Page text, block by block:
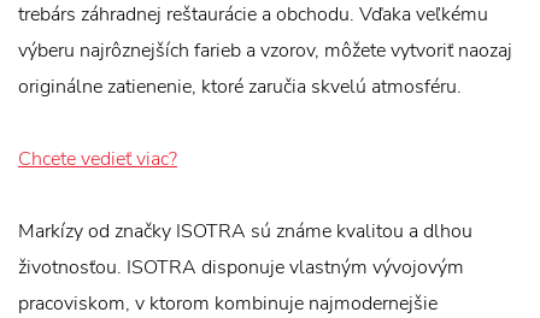
trebárs záhradnej reštaurácie a obchodu. Vďaka veľkému
výberu najrôznejších farieb a vzorov, môžete vytvoriť naozaj
originálne zatienenie, ktoré zaručia skvelú atmosféru.
Chcete vedieť viac?
Markízy od značky ISOTRA sú známe kvalitou a dlhou
životnosťou. ISOTRA disponuje vlastným vývojovým
pracoviskom, v ktorom kombinuje najmodernejšie